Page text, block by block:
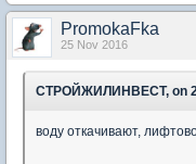
PromokaFka
25 Nov 2016
СТРОЙЖИЛИНВЕСТ, on
воду откачивают,